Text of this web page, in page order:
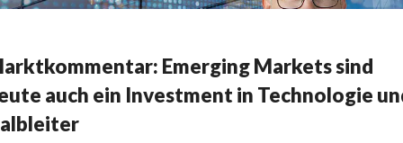
Emerging Markets sind
auch ein Investment in Technologie